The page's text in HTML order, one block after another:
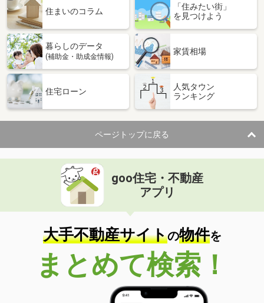
住まいのコラム
「住みたい街」
を見つけよう
暮らしのデータ
(補助金・助成金情報)
家賃相場
住宅ローン
人気タウン
ランキング
ページトップに戻る
goo住宅・不動産
アプリ
大手不動産サイトの物件を
まとめて検索！